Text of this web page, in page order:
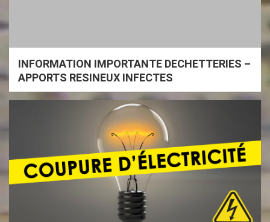
INFORMATION IMPORTANTE DECHETTERIES –
APPORTS RESINEUX INFECTES